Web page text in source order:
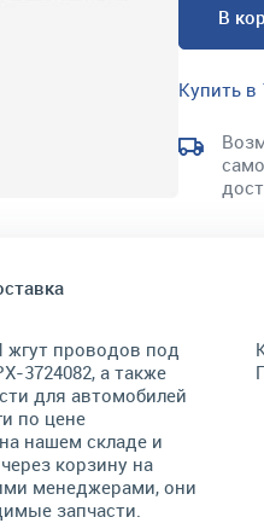
В
Купить в
проводов под
3724082, а также
для автомобилей
по цене
нашем складе и
корзину на
менеджерами, они
запчасти.